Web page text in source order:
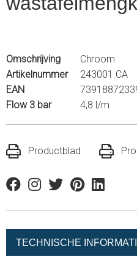
Omschrijving
Chroom
Artikelnummer
243001.CA
EAN
Flow 3 bar
4,8 l/m
Productblad
FacebookInstagram
TwitterPinterestLinkedin
TECHNISCHE